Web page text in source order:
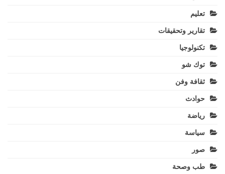
تعليم
تقارير وتحقيقات
تكنولوجيا
توك شو
ثقافة وفن
حوادث
رياضة
سياسة
صور
طب وصحة